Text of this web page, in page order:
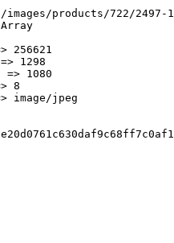
images/products/722/2497-
256621
1298
=> 1080
8
image/jpeg